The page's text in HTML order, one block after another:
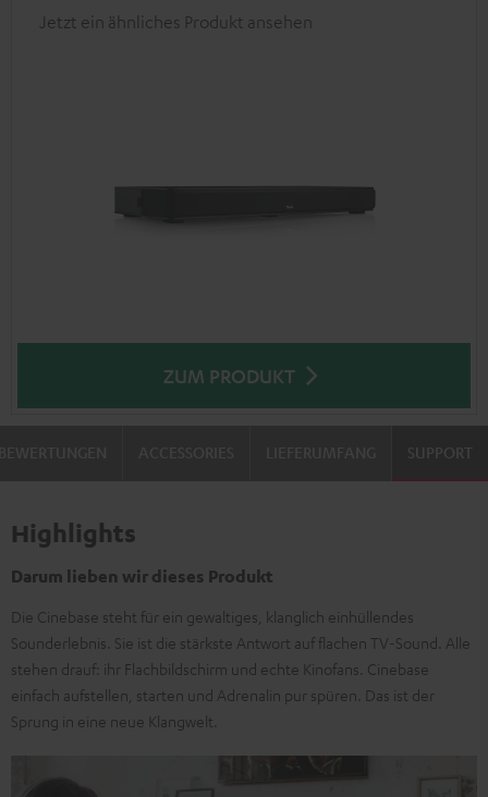
Jetzt ein ähnliches Produkt ansehen
ZUM PRODUKT
SUPPORT
Highlights
Darum lieben wir dieses Produkt
Die Cinebase steht für ein gewaltiges, klanglich einhüllendes
Sounderlebnis. Sie ist die stärkste Antwort auf flachen TV-Sound. Alle
stehen drauf: ihr Flachbildschirm und echte Kinofans. Cinebase
einfach aufstellen, starten und Adrenalin pur spüren. Das ist der
Sprung in eine neue Klangwelt.